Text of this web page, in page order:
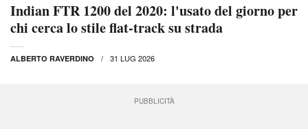
Indian FTR 1200 del 2020: l'usato del giorno per
chi cerca lo stile flat-track su strada
ALBERTO RAVERDINO 31 LUG 2026
PUBBLICITÀ